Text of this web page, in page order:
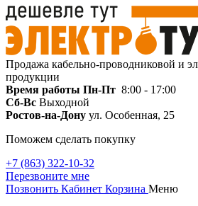
Продажа кабельно-проводниковой и
продукции
Время работы Пн-Пт 8:00 - 17:00
Сб-Вс Выходной
Ростов-на-Дону ул. Особенная, 25
Поможем сделать покупку
+7 (863) 322-10-32
Перезвоните мне
Позвонить Кабинет Корзина Меню